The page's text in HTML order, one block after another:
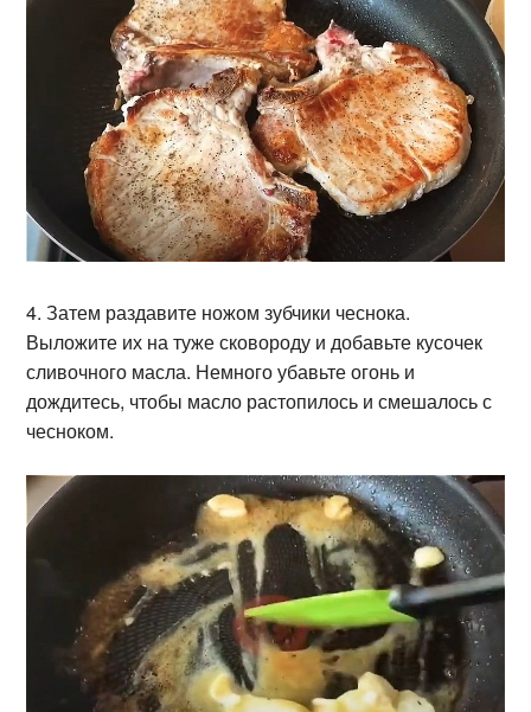
4. Затем раздавите ножом зубчики чеснока.
Выложите их на туже сковороду и добавьте кусочек
сливочного масла. Немного убавьте огонь и
дождитесь, чтобы масло растопилось и смешалось с
чесноком.